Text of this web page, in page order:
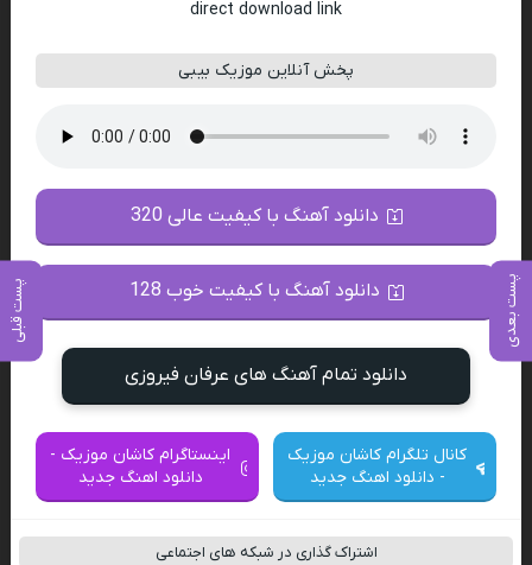
پست بعدی پست قبلی
direct download link
پخش آنلاین موزیک بیبی
دانلود آهنگ با کیفیت عالی 320
دانلود آهنگ با کیفیت خوب 128
دانلود تمام آهنگ های عرفان فیروزی
کانال تلگرام کاشان موزیک
- دانلود اهنگ جدید
اینستاگرام کاشان موزیک -
دانلود اهنگ جدید
اشتراک گذاری در شبکه های اجتماعی